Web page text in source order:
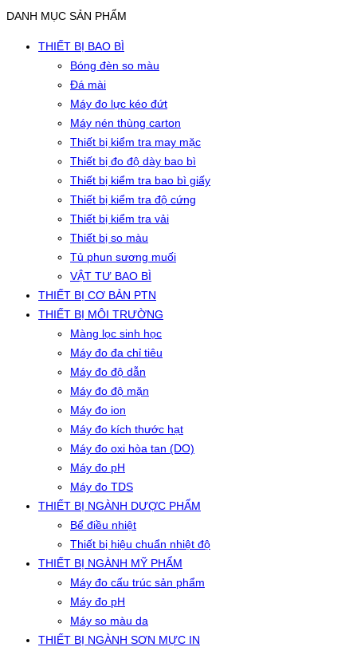
DANH MỤC SẢN PHẨM
THIẾT BỊ BAO BÌ
Bóng đèn so màu
Đá mài
Máy đo lực kéo đứt
Máy nén thùng carton
Thiết bị kiểm tra may mặc
Thiết bị đo độ dày bao bì
Thiết bị kiểm tra bao bì giấy
Thiết bị kiểm tra độ cứng
Thiết bị kiểm tra vải
Thiết bị so màu
Tủ phun sương muối
VẬT TƯ BAO BÌ
THIẾT BỊ CƠ BẢN PTN
THIẾT BỊ MÔI TRƯỜNG
Màng lọc sinh học
Máy đo đa chỉ tiêu
Máy đo độ dẫn
Máy đo độ mặn
Máy đo ion
Máy đo kích thước hạt
Máy đo oxi hòa tan (DO)
Máy đo pH
Máy đo TDS
THIẾT BỊ NGÀNH DƯỢC PHẨM
Bể điều nhiệt
Thiết bị hiệu chuẩn nhiệt độ
THIẾT BỊ NGÀNH MỸ PHẨM
Máy đo cấu trúc sản phẩm
Máy đo pH
Máy so màu da
THIẾT BỊ NGÀNH SƠN MỰC IN